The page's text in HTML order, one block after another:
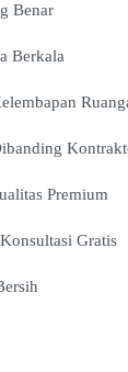
Benar
Berkala
Premium
Gratis